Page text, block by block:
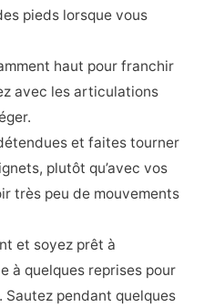
pieds lorsque vous
haut pour franchir
avec les articulations
et faites tourner
plutôt qu’avec vos
très peu de mouvements
et soyez prêt à
à quelques reprises pour
pendant quelques